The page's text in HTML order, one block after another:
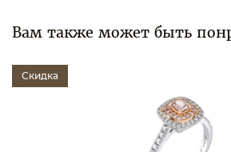
Вам также может быть
Скидка